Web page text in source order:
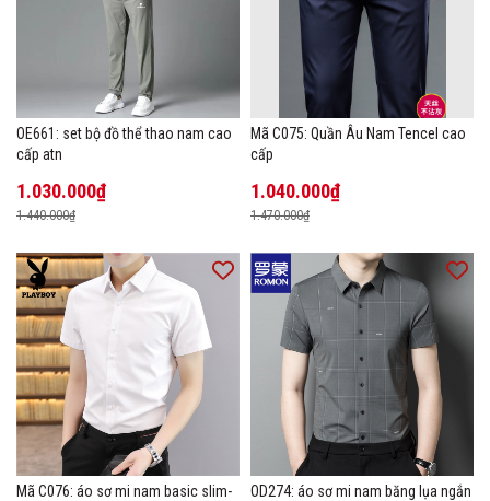
OE661: set bộ đồ thể thao nam cao
cấp atn
1.030.000₫
1.440.000₫
Mã C075: Quần Âu Nam Tencel cao
cấp
1.040.000₫
1.470.000₫
Mã C076: áo sơ mi nam basic slim-
OD274: áo sơ mi nam băng lụa ngắn